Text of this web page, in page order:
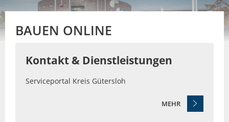
BAUEN ONLINE
Kontakt & Dienstleistungen
Serviceportal Kreis Gütersloh
MEHR